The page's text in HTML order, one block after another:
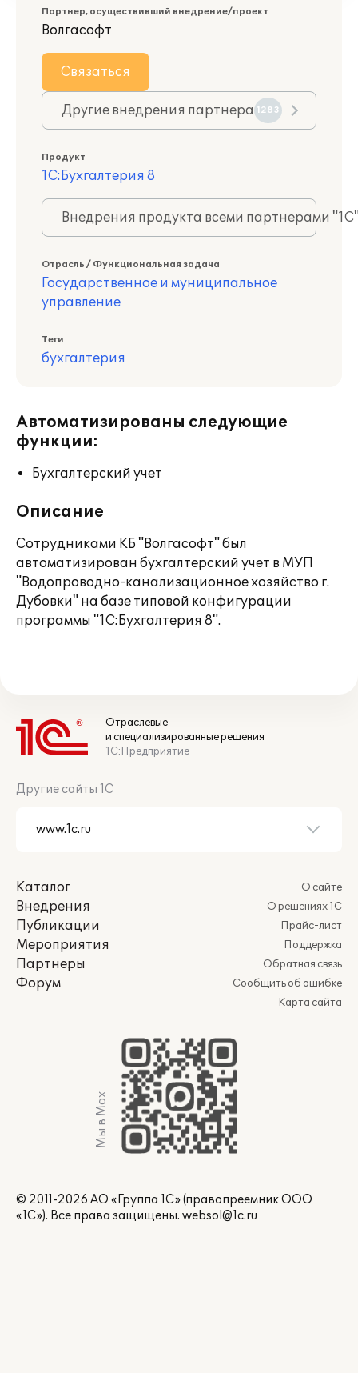
Партнер, осуществивший внедрение/проект
Волгасофт
Связаться
Другие внедрения партнера 1283
Продукт
1С:Бухгалтерия 8
Внедрения продукта всеми партнерами
Отрасль / Функциональная задача
Государственное и муниципальное
управление
Теги
бухгалтерия
Автоматизированы следующие
функции:
Бухгалтерский учет
Описание
Сотрудниками КБ "Волгасофт" был
автоматизирован бухгалтерский учет в МУП
"Водопроводно-канализационное хозяйство г.
Дубовки" на базе типовой конфигурации
программы "1С:Бухгалтерия 8".
Отраслевые
и специализированные решения
1С:Предприятие
Другие сайты 1С
Каталог
Внедрения
Публикации
Мероприятия
Партнеры
Форум
О сайте
О решениях 1С
Прайс-лист
Поддержка
Обратная связь
Сообщить об ошибке
Карта сайта
Мы в Max
© 2011-2026 АО «Группа 1С» (правопреемник ООО
«1С»). Все права защищены. websol@1c.ru